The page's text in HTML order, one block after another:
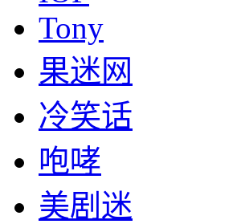
Tony
果迷网
冷笑话
咆哮
美剧迷